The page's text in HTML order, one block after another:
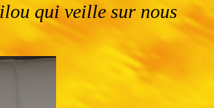
qui veille sur nous